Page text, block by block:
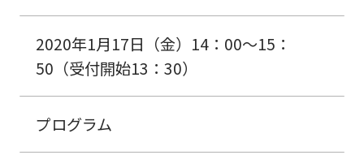
2020年1月17日（金）14：00～15：
50（受付開始13：30）
プログラム